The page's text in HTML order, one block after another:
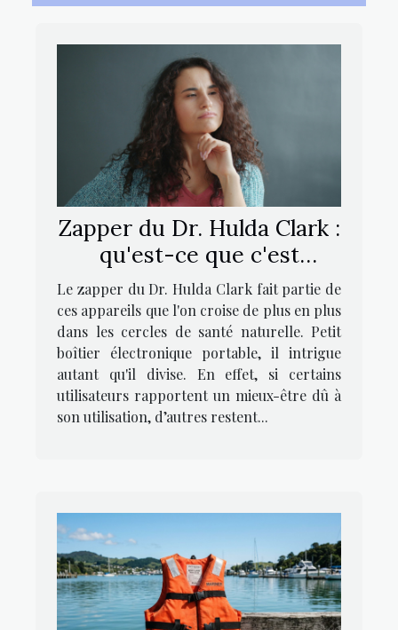
Zapper du Dr. Hulda Clark :
qu'est-ce que c'est
exactement ?
Le zapper du Dr. Hulda Clark fait partie de
ces appareils que l'on croise de plus en plus
dans les cercles de santé naturelle. Petit
boîtier électronique portable, il intrigue
autant qu'il divise. En effet, si certains
utilisateurs rapportent un mieux-être dû à
son utilisation, d’autres restent...